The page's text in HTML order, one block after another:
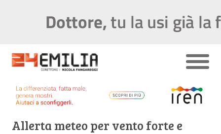
Allerta meteo per vento forte e